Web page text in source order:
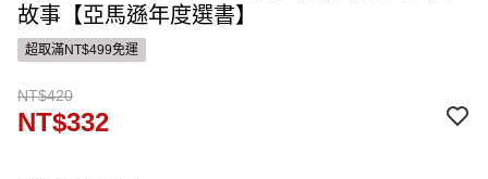
故事【亞馬遜年度選書】
超取滿NT$499免運
NT$420
NT$332